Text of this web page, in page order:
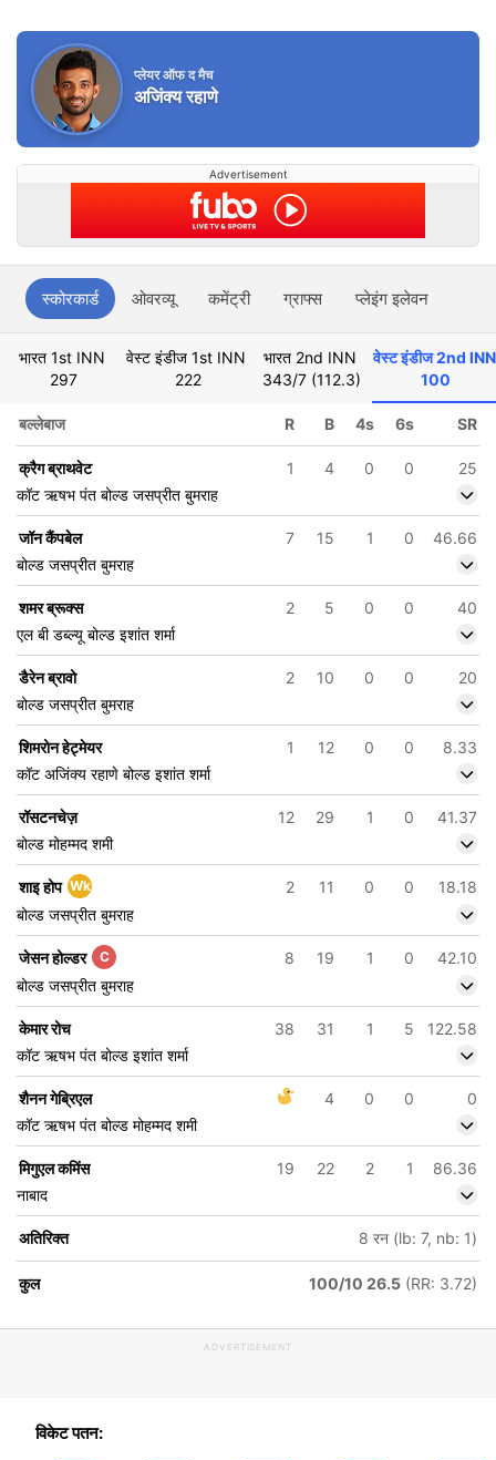
प्लेयर ऑफ द मैच
अजिंक्य रहाणे
Advertisement
स्कोरकार्ड ओवरव्यू कमेंट्री ग्राफ्स प्लेइंग इलेवन
भारत 1st INN
297
वेस्ट इंडीज 1st INN
222
भारत 2nd INN
343/7 (112.3)
वेस्ट इंडीज 2nd INN
100
336/6
ऋषभ पंत
बल्लेबाज R B 4s 6s SR
क्रैग ब्राथवेट 1 4 0 0
25
कॉट ऋषभ पंत बोल्ड जसप्रीत बुमराह
जॉन कैंपबेल 7 15 1 0
46.66
बोल्ड जसप्रीत बुमराह
शमर ब्रूक्स 2 5 0 0
40
एल बी डब्ल्यू बोल्ड इशांत शर्मा
डैरेन ब्रावो 2 10 0 0
20
बोल्ड जसप्रीत बुमराह
शिमरोन हेट्मेयर 1 12 0 0
8.33
कॉट अजिंक्य रहाणे बोल्ड इशांत शर्मा
रॉसटनचेज़ 12 29 1 0
41.37
बोल्ड मोहम्मद शमी
शाइ होप Wk 2 11 0 0
18.18
बोल्ड जसप्रीत बुमराह
जेसन होल्डर C 8 19 1 0
42.10
बोल्ड जसप्रीत बुमराह
केमार रोच 38 31 1 5
122.58
कॉट ऋषभ पंत बोल्ड इशांत शर्मा
शैनन गेब्रिएल 4 0 0
0
कॉट ऋषभ पंत बोल्ड मोहम्मद शमी
मिगुएल कमिंस 19 22 2 1
86.36
नाबाद
अतिरिक्त 8 रन (lb: 7, nb: 1)
कुल 100/10 26.5 (RR: 3.72)
ADVERTISEMENT
विकेट पतन: